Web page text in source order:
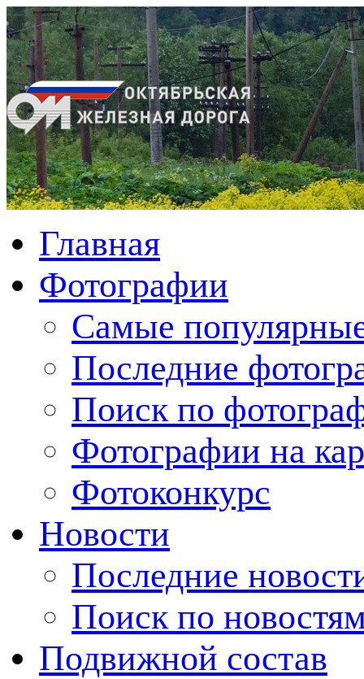
Главная
Фотографии
Cамые
Последние
Поиск по
Фотографии на
Фотоконкурс
Новости
Последние
Поиск по
Подвижной состав